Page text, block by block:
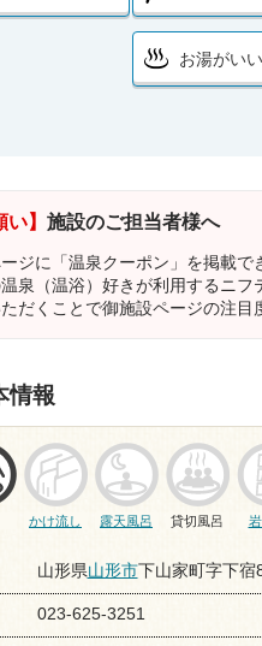
お湯がいい
い】 施設のご担当者様へ
ジに「温泉クーポン」を掲載で
泉（温浴）好きが利用するニフ
だくことで御施設ページの注目
情報
かけ流し 露天風呂 貸切風呂
山形県山形市下山家町字下宿
023-625-3251